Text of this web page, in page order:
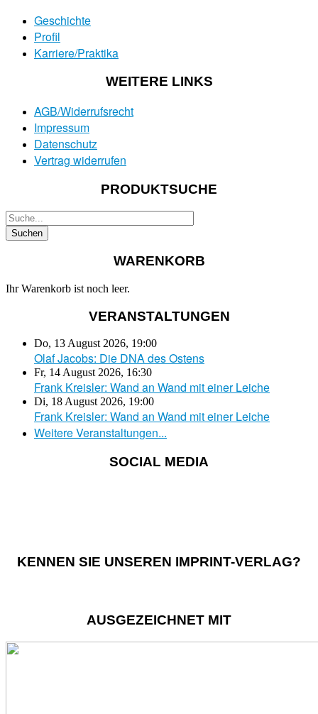
Geschichte
Profil
Karriere/Praktika
WEITERE LINKS
AGB/Widerrufsrecht
Impressum
Datenschutz
Vertrag widerrufen
PRODUKTSUCHE
WARENKORB
Ihr Warenkorb ist noch leer.
VERANSTALTUNGEN
Do, 13 August 2026, 19:00
Olaf Jacobs: Die DNA des Ostens
Fr, 14 August 2026, 16:30
Frank Kreisler: Wand an Wand mit einer Leiche
Di, 18 August 2026, 19:00
Frank Kreisler: Wand an Wand mit einer Leiche
Weitere Veranstaltungen...
SOCIAL MEDIA
KENNEN SIE UNSEREN IMPRINT-VERLAG?
AUSGEZEICHNET MIT